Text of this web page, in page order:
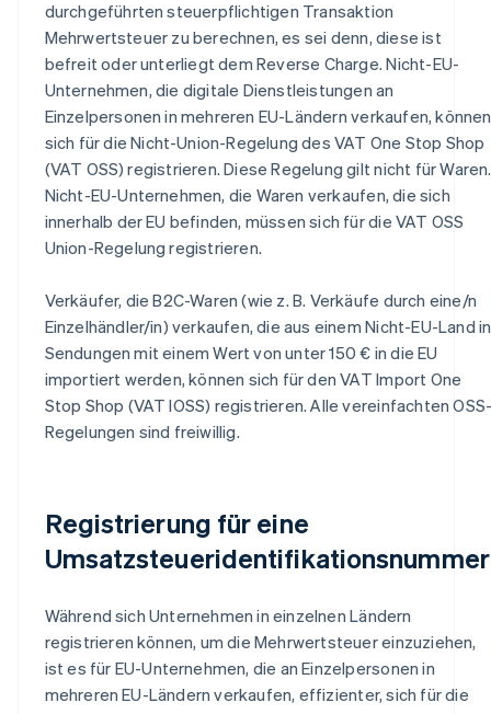
durchgeführten steuerpflichtigen Transaktion
Mehrwertsteuer zu berechnen, es sei denn, diese ist
befreit oder unterliegt dem Reverse Charge. Nicht-EU-
Unternehmen, die digitale Dienstleistungen an
Einzelpersonen in mehreren EU-Ländern verkaufen, können
sich für die Nicht-Union-Regelung des VAT One Stop Shop
(VAT OSS) registrieren. Diese Regelung gilt nicht für Waren.
Nicht-EU-Unternehmen, die Waren verkaufen, die sich
innerhalb der EU befinden, müssen sich für die VAT OSS
Union-Regelung registrieren.
Verkäufer, die B2C-Waren (wie z. B. Verkäufe durch eine/n
Einzelhändler/in) verkaufen, die aus einem Nicht-EU-Land in
Sendungen mit einem Wert von unter 150 € in die EU
importiert werden, können sich für den VAT Import One
Stop Shop (VAT IOSS) registrieren. Alle vereinfachten
Regelungen sind freiwillig.
Registrierung für eine
Umsatzsteueridentifikationsnummer
Während sich Unternehmen in einzelnen Ländern
registrieren können, um die Mehrwertsteuer einzuziehen,
ist es für EU-Unternehmen, die an Einzelpersonen in
mehreren EU-Ländern verkaufen, effizienter, sich für die